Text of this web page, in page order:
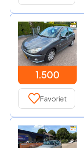
1.500
Favoriet